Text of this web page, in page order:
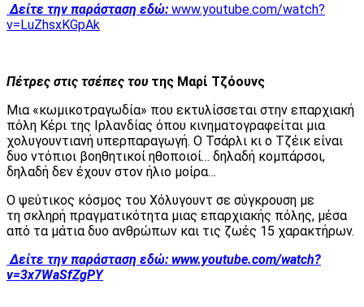
Δείτε την παράσταση εδώ: www.youtube.com/watch?
v=LuZhsxKGpAk
Πέτρες στις τσέπες του της Μαρί Τζόουνς
Μια «κωμικοτραγωδία» που εκτυλίσσεται στην επαρχιακή
πόλη Κέρι της Ιρλανδίας όπου κινηματογραφείται μια
χολυγουντιανή υπερπαραγωγή. Ο Τσάρλι κι ο Τζέικ είναι
δυο ντόπιοι βοηθητικοί ηθοποιοί… δηλαδή κομπάρσοι,
δηλαδή δεν έχουν στον ήλιο μοίρα…
Ο ψεύτικος κόσμος του Χόλυγουντ σε σύγκρουση με
τη σκληρή πραγματικότητα μιας επαρχιακής πόλης, μέσα
από τα μάτια δυο ανθρώπων και τις ζωές 15 χαρακτήρων.
Δείτε την παράσταση εδώ: www.youtube.com/watch?
v=3x7WaSfZgPY